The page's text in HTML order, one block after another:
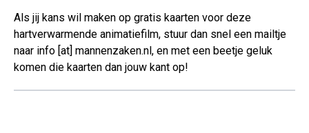
Als jij kans wil maken op gratis kaarten voor deze
hartverwarmende animatiefilm, stuur dan snel een mailtje
naar info [at] mannenzaken.nl, en met een beetje geluk
komen die kaarten dan jouw kant op!